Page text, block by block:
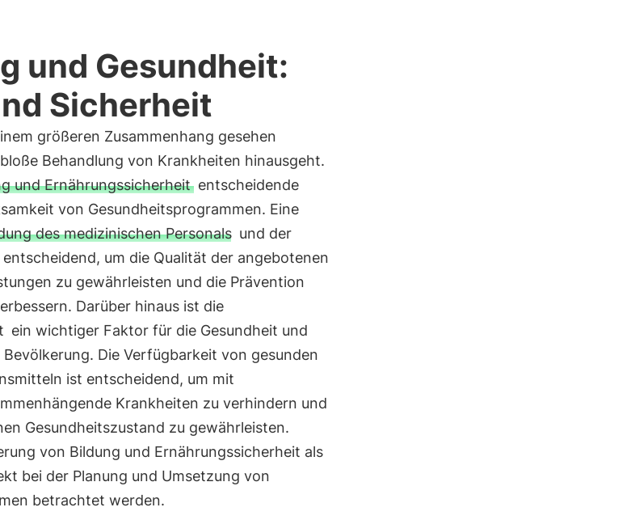
und Gesundheit:
Sicherheit
größeren Zusammenhang gesehen
Behandlung von Krankheiten hinausgeht.
und Ernährungssicherheitentscheidende
von Gesundheitsprogrammen. Eine
des medizinischen Personals und der
um die Qualität der angebotenen
zu gewährleisten und die Prävention
Darüber hinaus ist die
ein wichtiger Faktor für die Gesundheit und
Die Verfügbarkeit von gesunden
ist entscheidend, um mit
Krankheiten zu verhindern und
Gesundheitszustand zu gewährleisten.
von Bildung und Ernährungssicherheit als
bei der Planung und Umsetzung von
betrachtet werden.